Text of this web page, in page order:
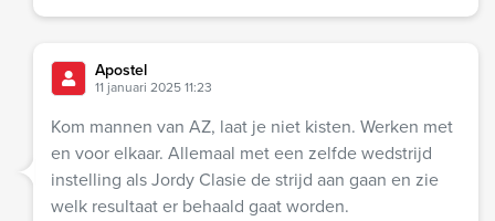
Apostel
11 januari 2025 11:23
Kom mannen van AZ, laat je niet kisten. Werken met
en voor elkaar. Allemaal met een zelfde wedstrijd
instelling als Jordy Clasie de strijd aan gaan en zie
welk resultaat er behaald gaat worden.